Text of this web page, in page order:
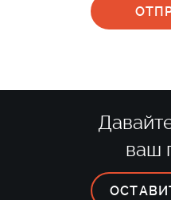
ваш